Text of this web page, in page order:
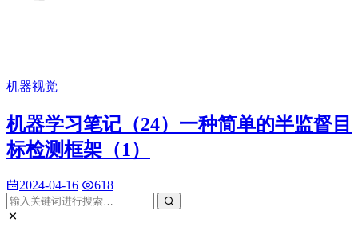
机器视觉
机器学习笔记（24）一种简单的半监督目
标检测框架（1）
2024-04-16 618